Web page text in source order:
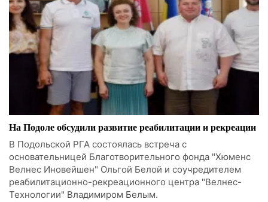
На Подоле обсудили развитие реабилитации и рекреации
В Подольской РГА состоялась встреча с
основательницей Благотворительного фонда "Хюменс
Велнес Иновейшен" Ольгой Белой и соучредителем
реабилитационно-рекреационного центра "Велнес-
Технологии" Владимиром Белым.